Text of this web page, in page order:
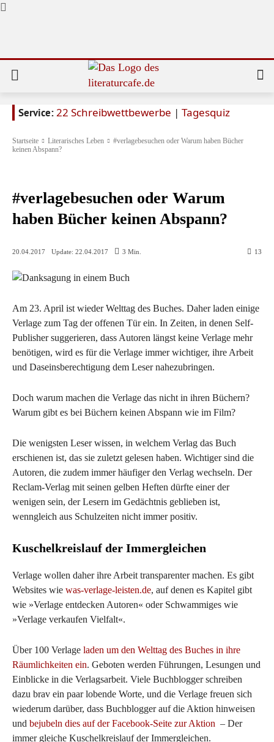
Service:22 Schreibwettbewerbe | Tagesquiz
Startseite Literarisches Leben
#verlagebesuchen oder Warum haben Bücher
keinen Abspann?
#verlagebesuchen oder Warum
haben Bücher keinen Abspann?
20.04.2017 Update: 22.04.2017 3 Min. 13
Am 23. April ist wieder Welttag des Buches. Daher laden einige
Verlage zum Tag der offenen Tür ein. In Zeiten, in denen Self-
Publisher suggerieren, dass Autoren längst keine Verlage mehr
benötigen, wird es für die Verlage immer wichtiger, ihre Arbeit
und Daseinsberechtigung dem Leser nahezubringen.
Doch warum machen die Verlage das nicht in ihren Büchern?
Warum gibt es bei Büchern keinen Abspann wie im Film?
Die wenigsten Leser wissen, in welchem Verlag das Buch
erschienen ist, das sie zuletzt gelesen haben. Wichtiger sind die
Autoren, die zudem immer häufiger den Verlag wechseln. Der
Reclam-Verlag mit seinen gelben Heften dürfte einer der
wenigen sein, der Lesern im Gedächtnis geblieben ist,
wenngleich aus Schulzeiten nicht immer positiv.
Kuschelkreislauf der Immergleichen
Verlage wollen daher ihre Arbeit transparenter machen. Es gibt
Websites wie was-verlage-leisten.de, auf denen es Kapitel gibt
wie »Verlage entdecken Autoren« oder Schwammiges wie
»Verlage verkaufen Vielfalt«.
Über 100 Verlage laden um den Welttag des Buches in ihre
Räumlichkeiten ein. Geboten werden Führungen, Lesungen und
Einblicke in die Verlagsarbeit. Viele Buchblogger schreiben
dazu brav ein paar lobende Worte, und die Verlage freuen sich
wiederum darüber, dass Buchblogger auf die Aktion hinweisen
und bejubeln dies auf der Facebook-Seite zur Aktion – Der
immer gleiche Kuschelkreislauf der Immergleichen.